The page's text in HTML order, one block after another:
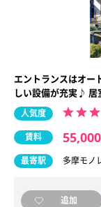
エントランスはオー
しい設備が充実♪
人気度
賃料 55,000
最寄駅 多摩モ
追加